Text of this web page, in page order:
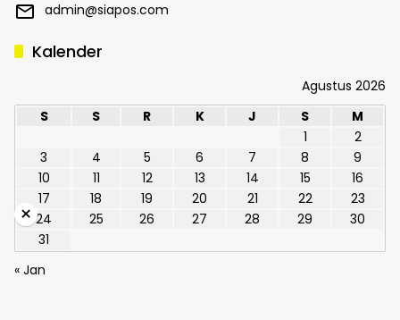
admin@siapos.com
Kalender
Agustus 2026
S
S R K J S
M
1
2
3
4 5 6 7 8
9
10
11 12 13 14 15
16
17
18 19 20 21 22
23
24
25 26 27 28 29
30
31
« Jan
×